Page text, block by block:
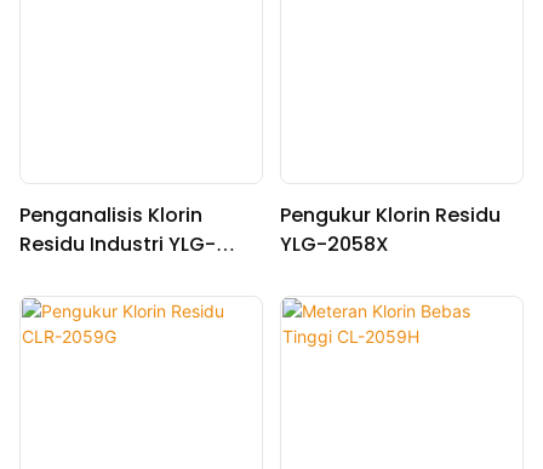
Penganalisis Klorin
Residu Industri YLG-
Pengukur Klorin Residu
YLG-2058X